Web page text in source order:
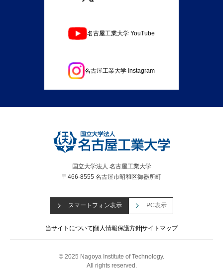
名古屋工業大学 YouTube
名古屋工業大学 Instagram
国立大学法人 名古屋工業大学
〒466-8555 名古屋市昭和区御器所町
スマートフォン表示 PC表示
当サイトについて個人情報保護方針サイトマップ
© 2025 Nagoya Institute of Technology.
All rights reserved.